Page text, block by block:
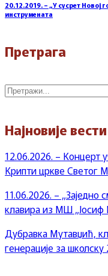
20.12.2019. – „У сусрет Новој
инструмената
Претрага
Претражи
Најновије вести
12.06.2026. – Концерт
Крипти цркве Светог
11.06.2026. –
клавира из МШ
Дубравка Мутавџић,
генерације за